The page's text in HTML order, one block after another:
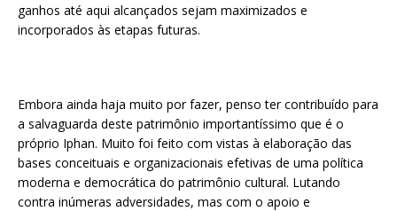
ganhos até aqui alcançados sejam maximizados e
incorporados às etapas futuras.
Embora ainda haja muito por fazer, penso ter contribuído para
a salvaguarda deste patrimônio importantíssimo que é o
próprio Iphan. Muito foi feito com vistas à elaboração das
bases conceituais e organizacionais efetivas de uma política
moderna e democrática do patrimônio cultural. Lutando
contra inúmeras adversidades, mas com o apoio e